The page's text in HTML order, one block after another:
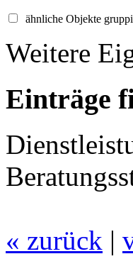
ähnliche Objekte
Weitere
Einträge
« zurück |